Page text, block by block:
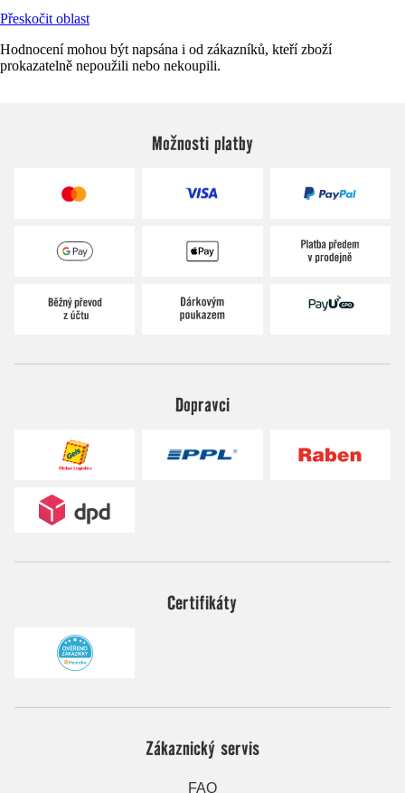
Přeskočit oblast
Hodnocení mohou být napsána i od zákazníků, kteří zboží
prokazatelně nepoužili nebo nekoupili.
Možnosti platby
Dopravci
Certifikáty
Zákaznický servis
FAQ